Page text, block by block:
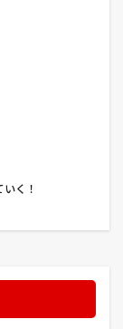
く！